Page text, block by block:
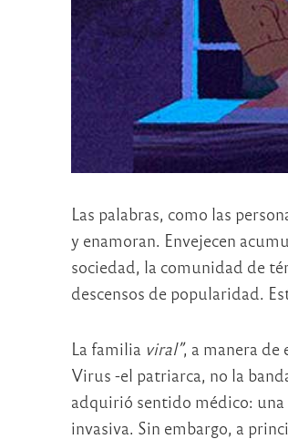
Las palabras, como las
y enamoran. Envejecen
sociedad, la comunidad de
descensos de popularidad.
La familia viral”, a manera de
Virus -el patriarca, no la
adquirió sentido médico:
invasiva. Sin embargo, a